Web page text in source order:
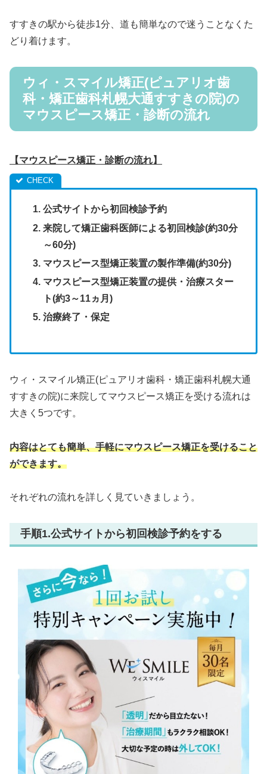
すすきの駅から徒歩1分、道も簡単なので迷うことなくた
どり着けます。
ウィ・スマイル矯正(ピュアリオ歯
科・矯正歯科札幌大通すすきの院)の
マウスピース矯正・診断の流れ
【マウスピース矯正・診断の流れ】
公式サイトから初回検診予約
来院して矯正歯科医師による初回検診(約30分
～60分)
マウスピース型矯正装置の製作準備(約30分)
マウスピース型矯正装置の提供・治療スター
ト(約3～11ヵ月)
治療終了・保定
ウィ・スマイル矯正(ピュアリオ歯科・矯正歯科札幌大通
すすきの院)に来院してマウスピース矯正を受ける流れは
大きく5つです。
内容はとても簡単、手軽にマウスピース矯正を受けること
ができます。
それぞれの流れを詳しく見ていきましょう。
手順1.公式サイトから初回検診予約をする